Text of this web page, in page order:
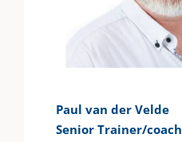
Paul van der Velde
Senior Trainer/coach